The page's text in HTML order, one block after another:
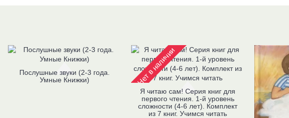
Послушные звуки (2-3 года.
Умные Книжки)
Нет в наличии
Я читаю сам! Серия книг для
первого чтения. 1-й уровень
сложности (4-6 лет). Комплект
из 7 книг. Учимся читать